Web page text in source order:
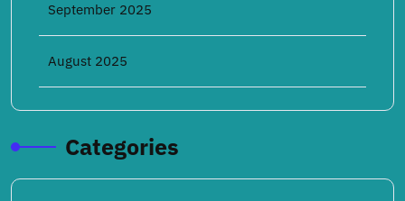
September 2025
August 2025
Categories